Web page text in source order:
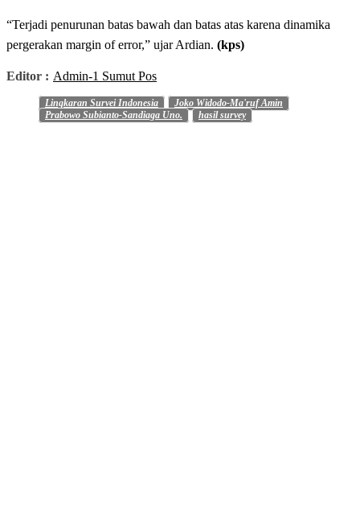
“Terjadi penurunan batas bawah dan batas atas karena dinamika
pergerakan margin of error,” ujar Ardian. (kps)
Editor : Admin-1 Sumut Pos
Lingkaran Survei Indonesia
Joko Widodo-Ma'ruf Amin
Prabowo Subianto-Sandiaga Uno.
hasil survey